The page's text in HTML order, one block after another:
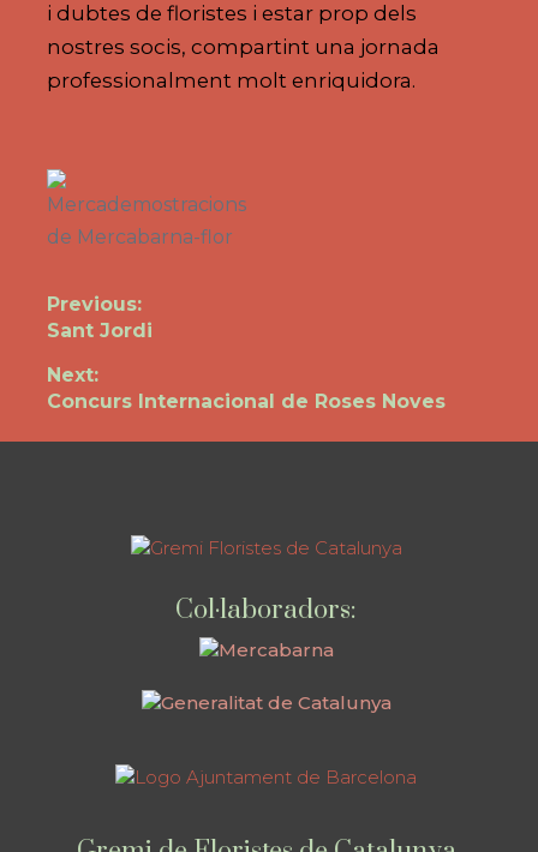
i dubtes de floristes i estar prop dels
nostres socis, compartint una jornada
professionalment molt enriquidora.
Navegació
d'entrades
Previous:
Previous
Sant Jordi
Next:
Next
Concurs Internacional de Roses Noves
Col·laboradors: